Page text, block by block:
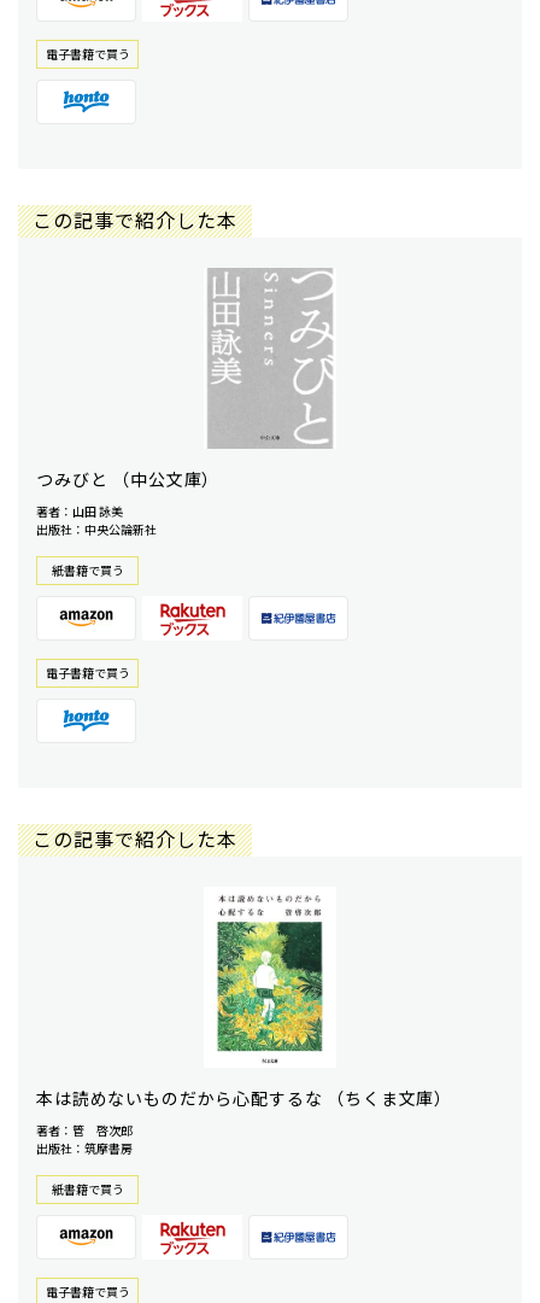
電⼦書籍で買う
この記事で紹介した本
つみびと （中公文庫）
著者：山田 詠美
出版社：中央公論新社
紙書籍で買う
電⼦書籍で買う
この記事で紹介した本
本は読めないものだから心配するな （ちくま文庫）
著者：管 啓次郎
出版社：筑摩書房
紙書籍で買う
電⼦書籍で買う